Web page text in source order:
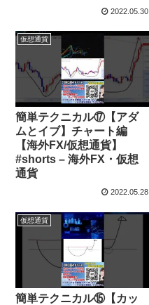
2022.05.30
仮想通貨
簡単テクニカル⑰【アダ
ムとイブ】チャート編
【海外FX/仮想通貨】
#shorts – 海外FX・仮想
通貨
2022.05.28
仮想通貨
簡単テクニカル⑮【カッ